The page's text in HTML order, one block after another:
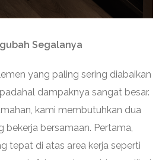
Segalanya
yang paling sering diabaikan
dampaknya sangat besar.
kami membutuhkan dua
bekerja bersamaan. Pertama,
tepat di atas area kerja seperti